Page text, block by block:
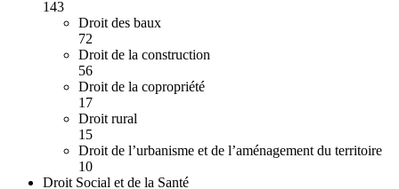
143
Droit des baux
72
Droit de la construction
56
Droit de la copropriété
17
Droit rural
15
Droit de l’urbanisme et de l’aménagement du territoire
10
Droit Social et de la Santé